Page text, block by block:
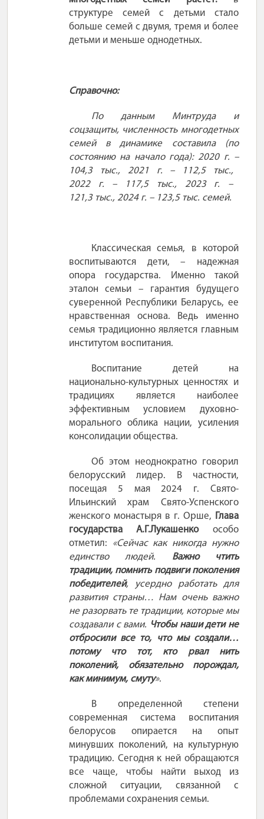
структуре семей с детьми стало
больше семей с двумя, тремя и более
детьми и меньше однодетных.
Справочно:
По данным Минтруда и
соцзащиты, численность многодетных
семей в динамике составила (по
состоянию на начало года): 2020 г. –
104,3
тыс., 2021 г. – 112,5
тыс.,
2022
г. – 117,5 тыс., 2023 г.
–
121,3 тыс., 2024 г. – 123,5 тыс. семей.
Классическая семья, в которой
воспитываются дети,
– надежная
опора государства. Именно такой
эталон семьи
– гарантия будущего
суверенной Республики Беларусь, ее
нравственная основа. Ведь именно
семья традиционно является главным
институтом воспитания.
Воспитание детей на
национально-культурных ценностях и
традициях является наиболее
эффективным условием духовно-
морального облика нации, усиления
консолидации общества.
Об этом неоднократно говорил
белорусский лидер. В частности,
посещая 5
мая 2024 г.
Свято-
Ильинский храм Свято-Успенского
женского монастыря в г. Орше, Глава
государства
А.Г.Лукашенкоособо
отметил: «Сейчас как никогда нужно
единство людей.
Важно чтить
традиции, помнить подвиги поколения
победителей, усердно работать для
развития страны… Нам очень важно
не разорвать те традиции, которые мы
создавали с вами. Чтобы наши дети не
отбросили все то, что мы создали…
потому что тот, кто рвал нить
поколений, обязательно порождал,
как минимум, смуту».
В определенной степени
современная система воспитания
белорусов опирается на опыт
минувших поколений, на культурную
традицию. Сегодня к ней обращаются
все чаще, чтобы найти выход из
сложной ситуации, связанной с
проблемами сохранения семьи.